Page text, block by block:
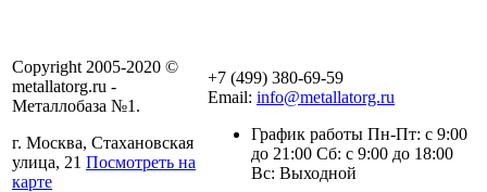
Copyright 2005-2020 ©
metallatorg.ru -
Металлобаза №1.
г. Москва, Стахановская
улица, 21 Посмотреть на
карте
+7 (499) 380-69-59
Email: info@metallatorg.ru
График работы Пн-Пт: с 9:00
до 21:00 Сб: с 9:00 до 18:00
Вс: Выходной